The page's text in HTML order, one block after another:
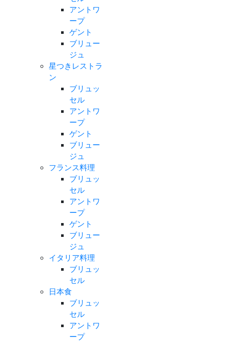
アントワ
ープ
ゲント
ブリュー
ジュ
星つきレストラ
ン
ブリュッ
セル
アントワ
ープ
ゲント
ブリュー
ジュ
フランス料理
ブリュッ
セル
アントワ
ープ
ゲント
ブリュー
ジュ
イタリア料理
ブリュッ
セル
日本食
ブリュッ
セル
アントワ
ープ